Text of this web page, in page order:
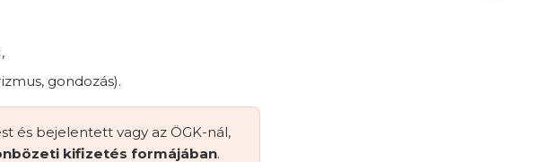
gondozás).
és bejelentett vagy az ÖGK-nál,
kifizetés formájában.